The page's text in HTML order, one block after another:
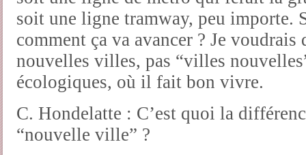
soit une ligne tramway, peu importe.
comment ça va avancer ? Je voudrais
nouvelles villes, pas “villes
écologiques, où il fait bon vivre.
C. Hondelatte : C’est quoi la
“nouvelle ville” ?